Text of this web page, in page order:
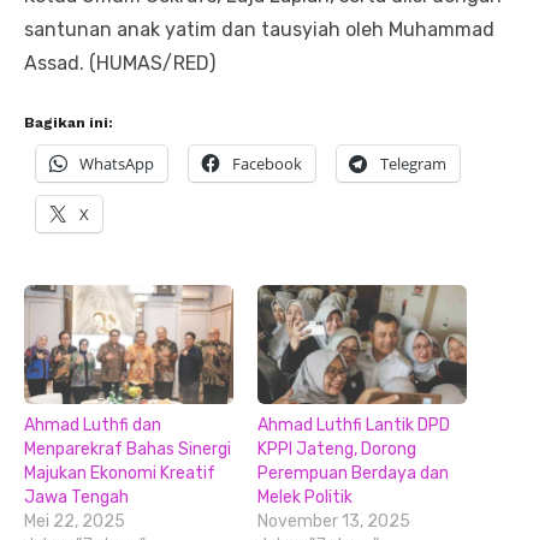
santunan anak yatim dan tausyiah oleh Muhammad
Assad. (HUMAS/RED)
Bagikan ini:
WhatsApp Facebook Telegram
X
Ahmad Luthfi dan
Menparekraf Bahas Sinergi
Majukan Ekonomi Kreatif
Jawa Tengah
Mei 22, 2025
Ahmad Luthfi Lantik DPD
KPPI Jateng, Dorong
Perempuan Berdaya dan
Melek Politik
November 13, 2025